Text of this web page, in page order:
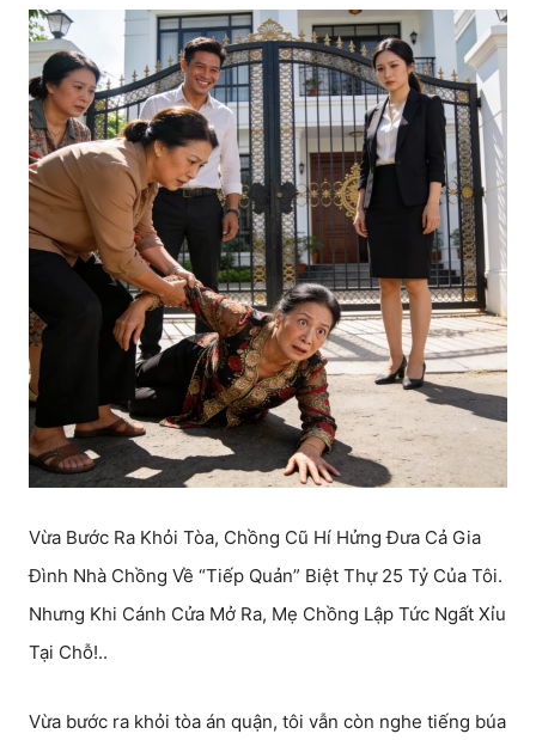
Vừa Bước Ra Khỏi Tòa, Chồng Cũ Hí Hửng Đưa Cả Gia
Đình Nhà Chồng Về “Tiếp Quản” Biệt Thự 25 Tỷ Của Tôi.
Nhưng Khi Cánh Cửa Mở Ra, Mẹ Chồng Lập Tức Ngất Xỉu
Tại Chỗ!..
Vừa bước ra khỏi tòa án quận, tôi vẫn còn nghe tiếng búa